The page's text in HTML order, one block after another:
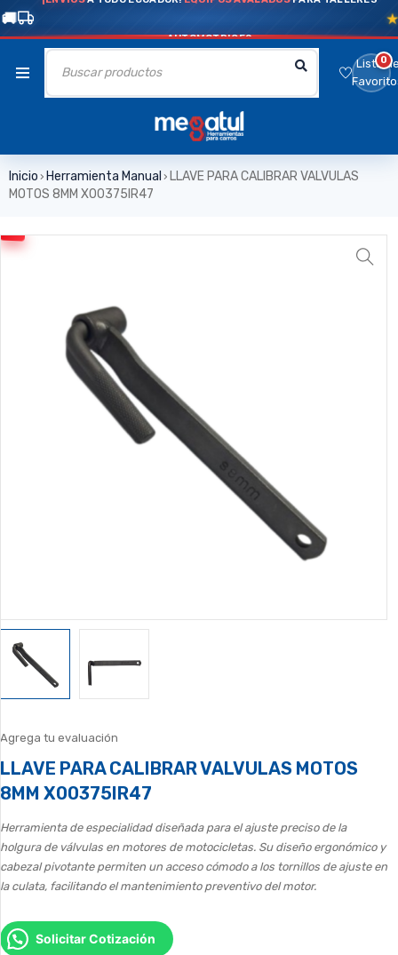
AUTOMOTRICES
Lista0
Inicio › Herramienta Manual › LLAVE PARA CALIBRAR VALVULAS
MOTOS 8MM X00375IR47
Agrega tu evaluación
LLAVE PARA CALIBRAR VALVULAS MOTOS
8MM X00375IR47
Herramienta de especialidad diseñada para el ajuste preciso de la
holgura de válvulas en motores de motocicletas. Su diseño ergonómico y
cabezal pivotante permiten un acceso cómodo a los tornillos de ajuste en
la culata, facilitando el mantenimiento preventivo del motor.
Solicitar Cotización